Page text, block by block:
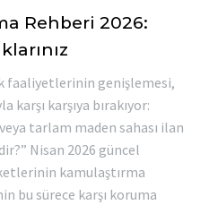
Rehberi 2026:
faaliyetlerinin genişlemesi,
karşıya bırakıyor:
tarlam maden sahası ilan
Nisan 2026 güncel
kamulaştırma
bu sürece karşı koruma